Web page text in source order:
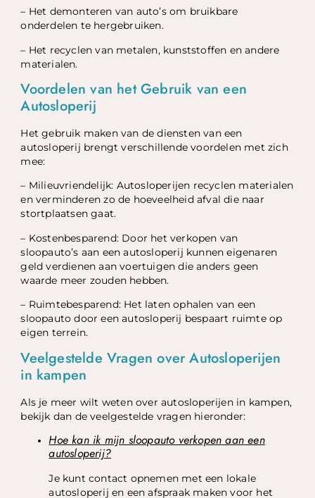
– Het demonteren van auto’s om bruikbare
onderdelen te hergebruiken.
– Het recyclen van metalen, kunststoffen en andere
materialen.
Voordelen van het Gebruik van een
Autosloperij
Het gebruik maken van de diensten van een
autosloperij brengt verschillende voordelen met zich
mee:
– Milieuvriendelijk: Autosloperijen recyclen materialen
en verminderen zo de hoeveelheid afval die naar
stortplaatsen gaat.
– Kostenbesparend: Door het verkopen van
sloopauto’s aan een autosloperij kunnen eigenaren
geld verdienen aan voertuigen die anders geen
waarde meer zouden hebben.
– Ruimtebesparend: Het laten ophalen van een
sloopauto door een autosloperij bespaart ruimte op
eigen terrein.
Veelgestelde Vragen over Autosloperijen
in kampen
Als je meer wilt weten over autosloperijen in kampen,
bekijk dan de veelgestelde vragen hieronder:
Hoe kan ik mijn sloopauto verkopen aan een
autosloperij?
Je kunt contact opnemen met een lokale
autosloperij en een afspraak maken voor het